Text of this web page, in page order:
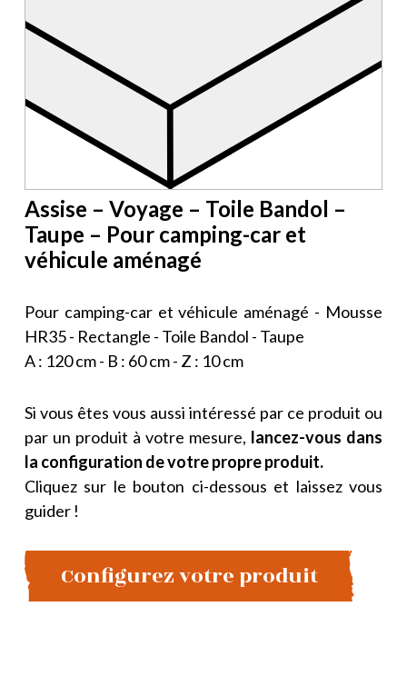
Assise – Voyage – Toile Bandol –
Taupe – Pour camping-car et
véhicule aménagé
Pour camping-car et véhicule aménagé - Mousse
HR35 - Rectangle - Toile Bandol - Taupe
A : 120 cm - B : 60 cm - Z : 10 cm
Si vous êtes vous aussi intéressé par ce produit ou
par un produit à votre mesure, lancez-vous dans
la configuration de votre propre produit.
Cliquez sur le bouton ci-dessous et laissez vous
guider !
Configurez votre produit